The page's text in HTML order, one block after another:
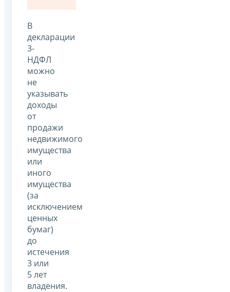
В
декларации
3-
НДФЛ
можно
не
указывать
доходы
от
продажи
недвижимого
имущества
или
иного
имущества
(за
исключением
ценных
бумаг)
до
истечения
3 или
5 лет
владения.